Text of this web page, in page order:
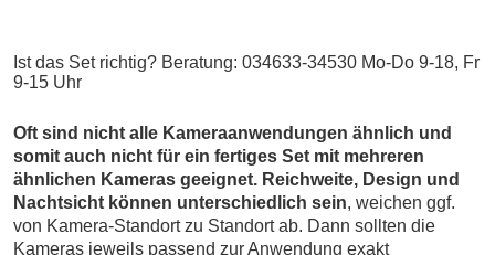
Ist das Set richtig? Beratung: 034633-34530 Mo-Do 9-18, Fr
9-15 Uhr
Oft sind nicht alle Kameraanwendungen ähnlich und
somit auch nicht für ein fertiges Set mit mehreren
ähnlichen Kameras geeignet. Reichweite, Design und
Nachtsicht können unterschiedlich sein, weichen ggf.
von Kamera-Standort zu Standort ab. Dann sollten die
Kameras jeweils passend zur Anwendung exakt